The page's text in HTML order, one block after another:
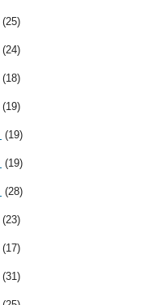
(25)
(24)
(18)
(19)
(19)
(19)
(28)
(23)
(17)
(31)